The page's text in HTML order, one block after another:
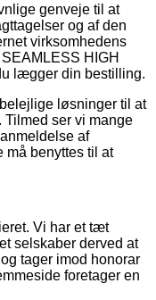
genveje til at
og af den
virksomhedens
HIGH
lægger din bestilling.
løsninger til at
ser vi mange
af
må benyttes til at
Vi har et tæt
selskaber derved at
tager imod honorar
foretager en